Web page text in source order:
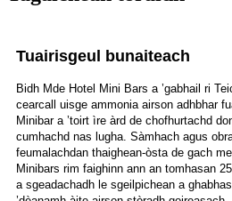
Tuairisgeul bunaiteach
Bidh Mde Hotel Mini Bars a ’gabhail ri
cearcall uisge ammonia airson adhbhar
Minibar a ’toirt ìre àrd de chofhurtachd
cumhachd nas lugha. Sàmhach agus
feumalachdan thaighean-òsta de gach
Minibars rim faighinn ann an tomhasan
a sgeadachadh le sgeilpichean a